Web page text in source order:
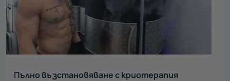
Пълно възстановяване с криотерапия